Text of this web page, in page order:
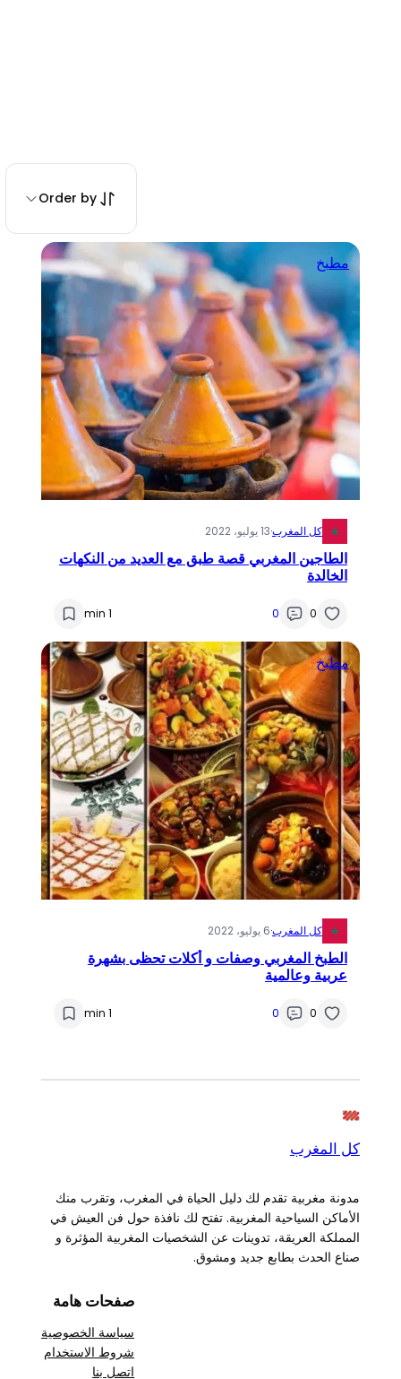
Order by
مطبخ
كل المغرب·13 يوليو، 2022
الطاجين المغربي قصة طبق مع العديد من النكهات
الخالدة
0
0
1 min
مطبخ
كل المغرب·6 يوليو، 2022
الطبخ المغربي وصفات و أكلات تحظى بشهرة
عربية وعالمية
0
0
1 min
كل المغرب
مدونة مغربية تقدم لك دليل الحياة في المغرب، وتقرب منك
الأماكن السياحية المغربية. تفتح لك نافذة حول فن العيش في
المملكة العريقة، تدوينات عن الشخصيات المغربية المؤثرة و
صناع الحدث بطابع جديد ومشوق.
صفحات هامة
سياسة الخصوصية
شروط الاستخدام
اتصل بنا